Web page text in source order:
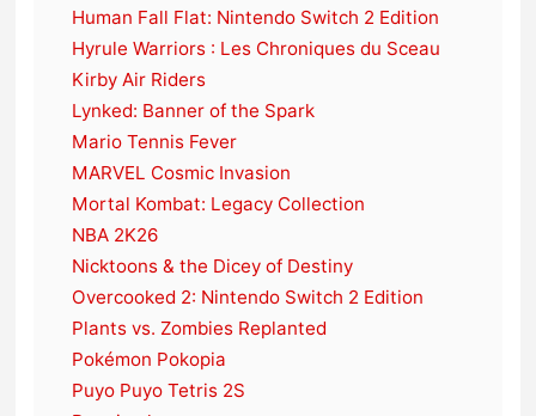
Human Fall Flat: Nintendo Switch 2 Edition
Hyrule Warriors : Les Chroniques du Sceau
Kirby Air Riders
Lynked: Banner of the Spark
Mario Tennis Fever
MARVEL Cosmic Invasion
Mortal Kombat: Legacy Collection
NBA 2K26
Nicktoons & the Dicey of Destiny
Overcooked 2: Nintendo Switch 2 Edition
Plants vs. Zombies Replanted
Pokémon Pokopia
Puyo Puyo Tetris 2S